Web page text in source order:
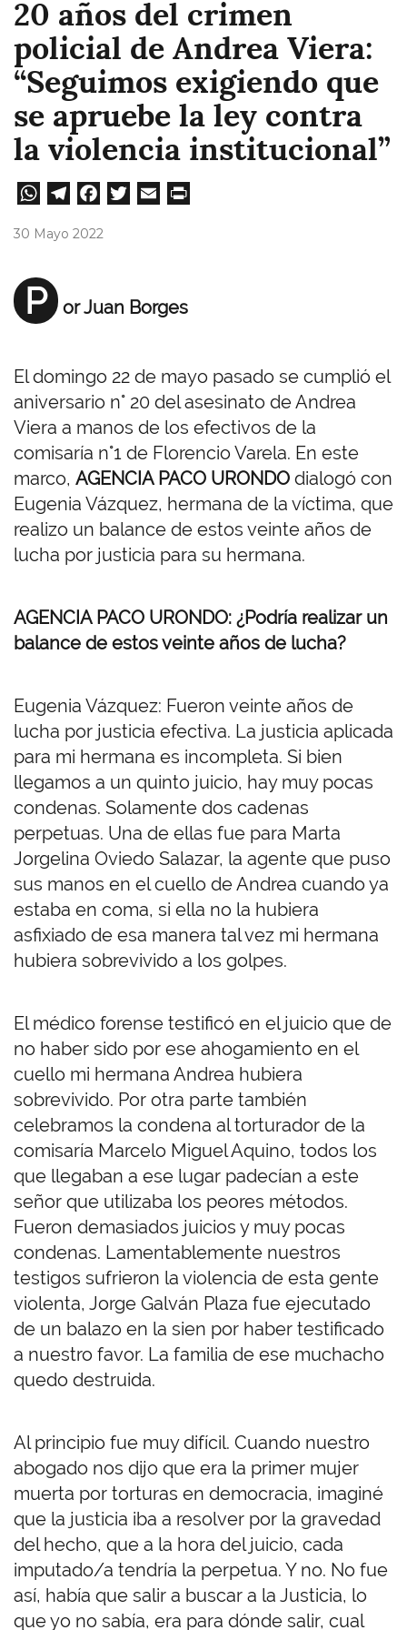
20 años del crimen
policial de Andrea Viera:
“Seguimos exigiendo que
se apruebe la ley contra
la violencia institucional”
W
A
pp
Te
m
Fa
30 Mayo 2022
P or Juan Borges
El domingo 22 de mayo pasado se cumplió el
aniversario n° 20 del asesinato de Andrea
Viera a manos de los efectivos de la
comisaría n°1 de Florencio Varela. En este
marco, AGENCIA PACO URONDO dialogó con
Eugenia Vázquez, hermana de la víctima, que
realizo un balance de estos veinte años de
lucha por justicia para su hermana.
AGENCIA PACO URONDO: ¿Podría realizar un
balance de estos veinte años de lucha?
Eugenia Vázquez: Fueron veinte años de
lucha por justicia efectiva. La justicia aplicada
para mi hermana es incompleta. Si bien
llegamos a un quinto juicio, hay muy pocas
condenas. Solamente dos cadenas
perpetuas. Una de ellas fue para Marta
Jorgelina Oviedo Salazar, la agente que puso
sus manos en el cuello de Andrea cuando ya
estaba en coma, si ella no la hubiera
asfixiado de esa manera tal vez mi hermana
hubiera sobrevivido a los golpes.
El médico forense testificó en el juicio que de
no haber sido por ese ahogamiento en el
cuello mi hermana Andrea hubiera
sobrevivido. Por otra parte también
celebramos la condena al torturador de la
comisaría Marcelo Miguel Aquino, todos los
que llegaban a ese lugar padecían a este
señor que utilizaba los peores métodos.
Fueron demasiados juicios y muy pocas
condenas. Lamentablemente nuestros
testigos sufrieron la violencia de esta gente
violenta, Jorge Galván Plaza fue ejecutado
de un balazo en la sien por haber testificado
a nuestro favor. La familia de ese muchacho
quedo destruida.
Al principio fue muy difícil. Cuando nuestro
abogado nos dijo que era la primer mujer
muerta por torturas en democracia, imaginé
que la justicia iba a resolver por la gravedad
del hecho, que a la hora del juicio, cada
imputado/a tendría la perpetua. Y no. No fue
así, había que salir a buscar a la Justicia, lo
que yo no sabía, era para dónde salir, cual